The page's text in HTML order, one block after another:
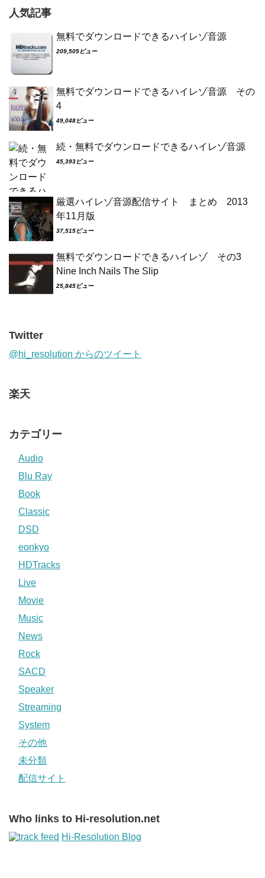
人気記事
無料でダウンロードできるハイレゾ音源
209,505ビュー
無料でダウンロードできるハイレゾ音源 その
4
49,048ビュー
続・無料でダウンロードできるハイレゾ音源
45,393ビュー
厳選ハイレゾ音源配信サイト まとめ 2013
年11月版
37,515ビュー
無料でダウンロードできるハイレゾ その3
Nine Inch Nails The Slip
25,845ビュー
Twitter
@hi_resolution からのツイート
楽天
カテゴリー
Audio
Blu Ray
Book
Classic
DSD
eonkyo
HDTracks
Live
Movie
Music
News
Rock
SACD
Speaker
Streaming
System
その他
未分類
配信サイト
Who links to Hi-resolution.net
Hi-Resolution Blog